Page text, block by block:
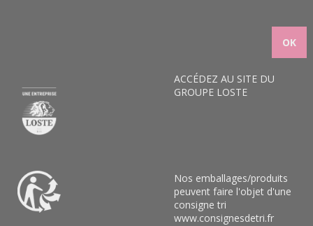
ACCÉDEZ AU SITE DU
GROUPE LOSTE
Nos emballages/produits
peuvent faire l'objet d'une
consigne tri
www.consignesdetri.fr